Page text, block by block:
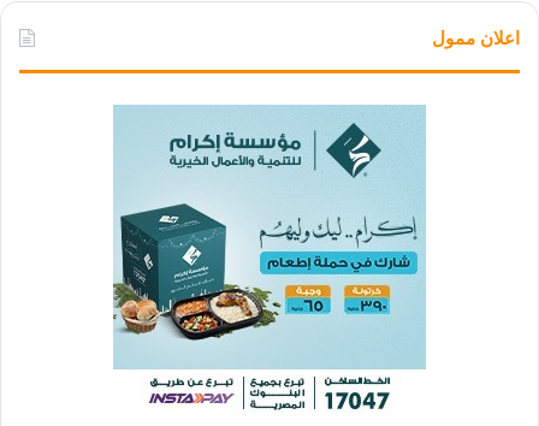
اعلان ممول